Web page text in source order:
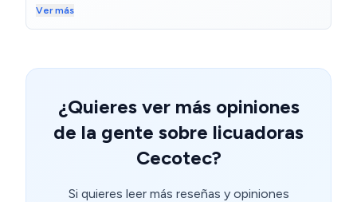
apio ya que puedo obstruirse . Se desmonta muy fácil ,
se limpia muy bien aunque tiene alguna ranura que hay
Ver más
¿Quieres ver más opiniones
de la gente sobre licuadoras
Cecotec?
Si quieres leer más reseñas y opiniones